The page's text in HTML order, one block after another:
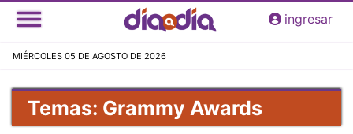
Pasar
al
principal
ingresar
MIÉRCOLES 05 DE AGOSTO DE 2026
Temas: Grammy Awards